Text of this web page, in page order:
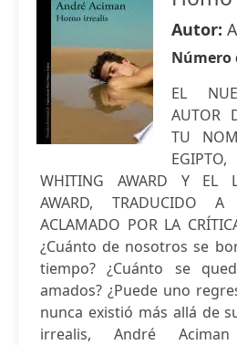
Autor:
Número
EL
AUTOR
TU
WHITING AWARD Y EL
AWARD, TRADUCIDO
ACLAMADO POR LA
¿Cuánto de nosotros se
tiempo? ¿Cuánto se
amados? ¿Puede uno
nunca existió más allá de
irrealis, André